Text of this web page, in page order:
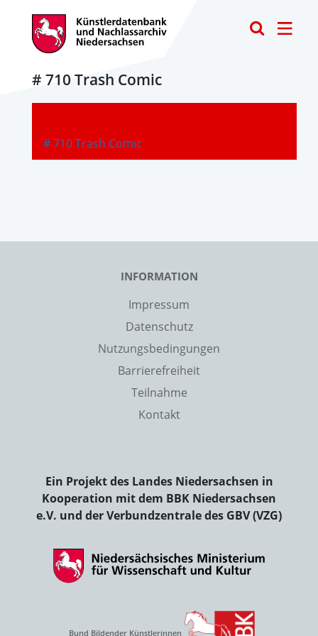
# 710 Trash Comic
# 710 Trash Comic
-
INFORMATION
Impressum
Datenschutz
Nutzungsbedingungen
Barrierefreiheit
Teilnahme
Kontakt
Ein Projekt des Landes Niedersachsen in
Kooperation mit dem BBK Niedersachsen
e.V. und der Verbundzentrale des GBV (VZG)
Bund Bildender Künstlerinnen